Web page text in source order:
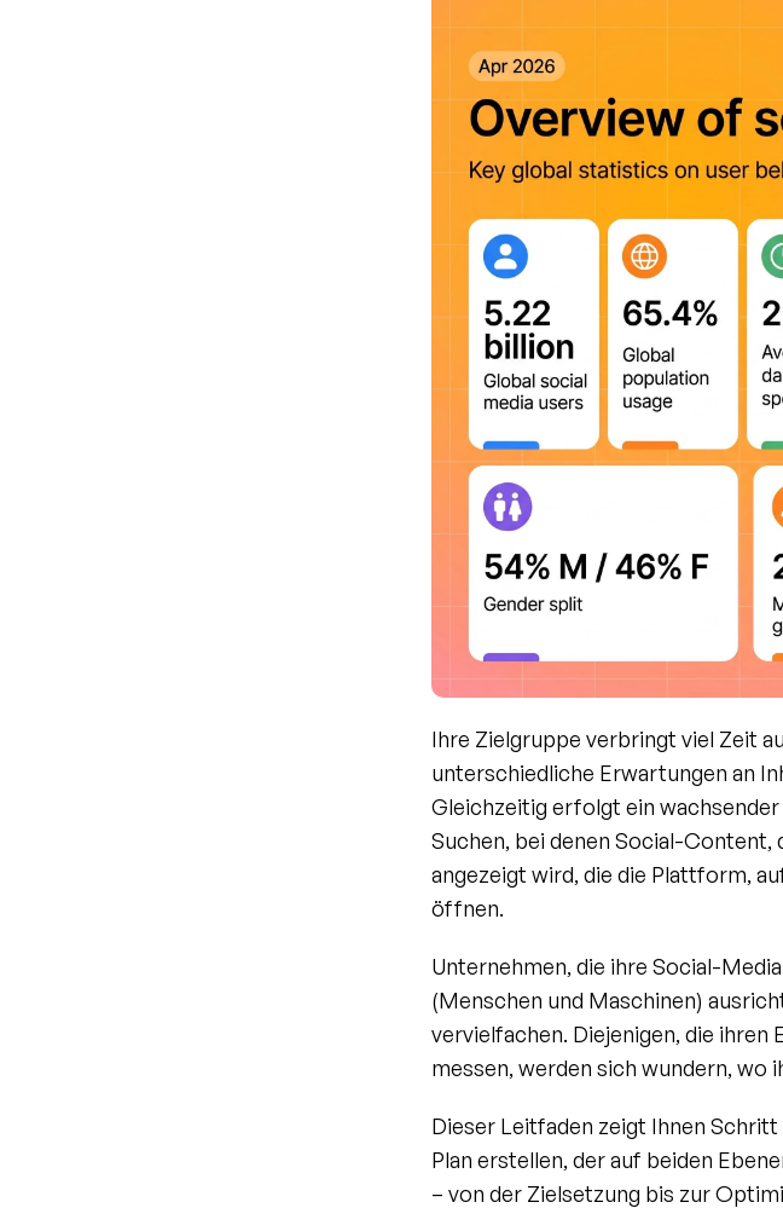
Ihre Zielgruppe verbringt viel Zeit
unterschiedliche Erwartungen an
Gleichzeitig erfolgt ein
Suchen, bei denen Social-
angezeigt wird, die die Plattform,
öffnen.
Unternehmen, die ihre Social-
(Menschen und Maschinen)
vervielfachen. Diejenigen, die
messen, werden sich wundern, wo
Dieser Leitfaden zeigt Ihnen
Plan erstellen, der auf beiden
– von der Zielsetzung bis zur